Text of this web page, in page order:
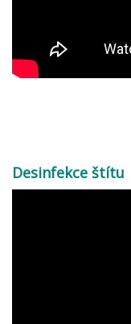
Desinfekce štítu